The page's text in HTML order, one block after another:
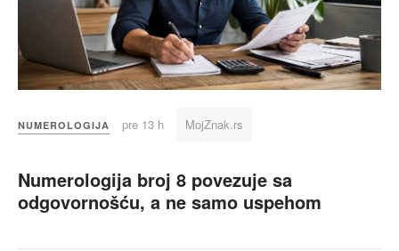
NUMEROLOGIJA pre 13 h MojZnak.rs
Numerologija broj 8 povezuje sa
odgovornošću, a ne samo uspehom